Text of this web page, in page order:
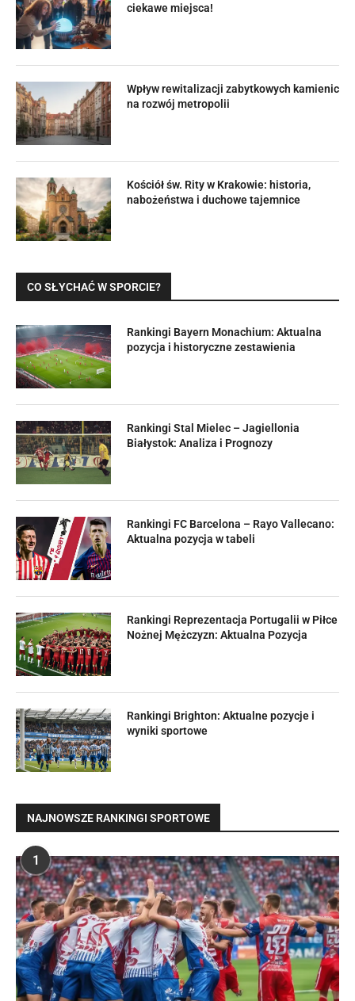
ciekawe miejsca!
Wpływ rewitalizacji zabytkowych kamienic
na rozwój metropolii
Kościół św. Rity w Krakowie: historia,
nabożeństwa i duchowe tajemnice
CO SŁYCHAĆ W SPORCIE?
Rankingi Bayern Monachium: Aktualna
pozycja i historyczne zestawienia
Rankingi Stal Mielec – Jagiellonia
Białystok: Analiza i Prognozy
Rankingi FC Barcelona – Rayo Vallecano:
Aktualna pozycja w tabeli
Rankingi Reprezentacja Portugalii w Piłce
Nożnej Mężczyzn: Aktualna Pozycja
Rankingi Brighton: Aktualne pozycje i
wyniki sportowe
NAJNOWSZE RANKINGI SPORTOWE
1